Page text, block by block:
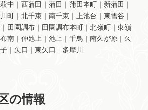
中｜西蒲田｜蒲田｜蒲田本町｜新蒲田｜
町｜北千束｜南千束｜上池台｜東雪谷｜
田園調布｜田園調布本町｜北嶺町｜東嶺
南｜仲池上｜池上｜千鳥｜南久が原｜久
｜矢口｜東矢口｜多摩川
の情報